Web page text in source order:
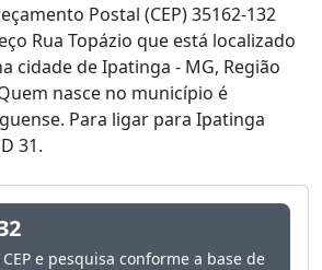
Postal (CEP) 35162-132
Rua Topázio que está localizado
cidade de Ipatinga - MG, Região
nasce no município é
Para ligar para Ipatinga
31.
e pesquisa conforme a base de